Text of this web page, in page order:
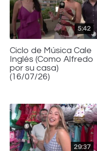
5:42
Ciclo de Música Cale
Inglés (Como Alfredo
por su casa)
(16/07/26)
29:37